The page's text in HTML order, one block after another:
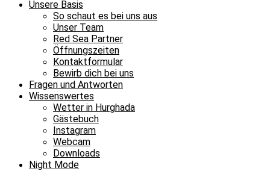
Unsere Basis
So schaut es bei uns aus
Unser Team
Red Sea Partner
Öffnungszeiten
Kontaktformular
Bewirb dich bei uns
Fragen und Antworten
Wissenswertes
Wetter in Hurghada
Gästebuch
Instagram
Webcam
Downloads
Night Mode